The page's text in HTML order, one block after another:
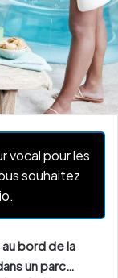
vocal pour les
souhaitez
bord de la
un parc…